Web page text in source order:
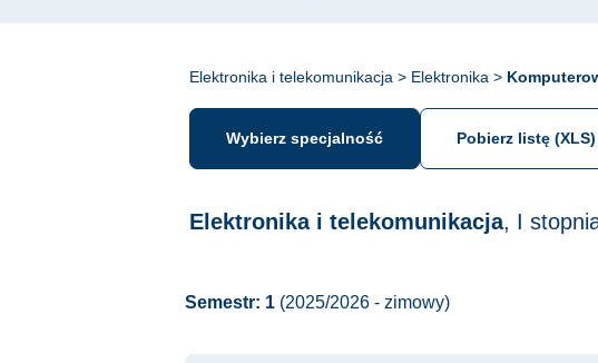
Elektronika i telekomunikacja > Elektronika >
Wybierz specjalność Pobierz listę (XLS)
Elektronika i telekomunikacja, I
Semestr: 1 (2025/2026 - zimowy)